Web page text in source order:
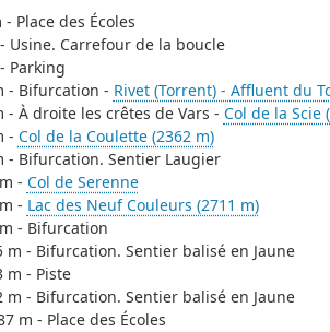
Place des Écoles
Usine. Carrefour de la boucle
Parking
- Bifurcation - Rivet (Torrent) - Affluent du
- À droite les crêtes de Vars - Col de la Scie
- Col de la Coulette (2362 m)
- Bifurcation. Sentier Laugier
- Col de Serenne
- Lac des Neuf Couleurs (2711 m)
- Bifurcation
m - Bifurcation. Sentier balisé en Jaune
m - Piste
m - Bifurcation. Sentier balisé en Jaune
m - Place des Écoles